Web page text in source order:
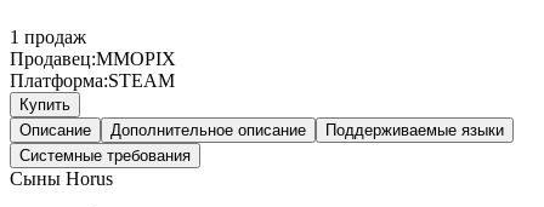
1 продаж
Продавец:MMOPIX
Платформа:STEAM
Купить
Описание
Дополнительное описание
Поддерживаемые языки
Системные требования
Сыны Horus